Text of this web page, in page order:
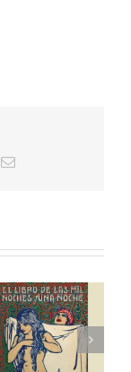
Correo
Prometeo. Revista de
la Casa-Museu Blasco